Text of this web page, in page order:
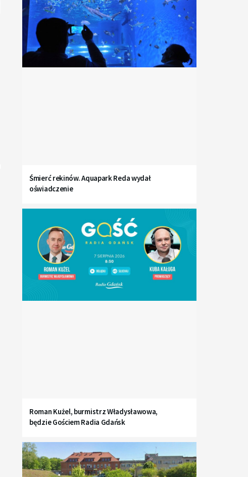
Śmierć rekinów. Aquapark Reda wydał
oświadczenie
Roman Kużel, burmistrz Władysławowa,
będzie Gościem Radia Gdańsk